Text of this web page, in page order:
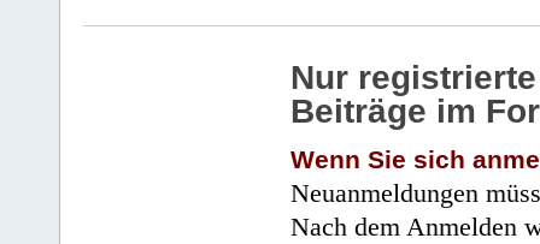
Nur
Beiträge im
Wenn Sie sich
Neuanmeldungen
Nach dem Anmelden